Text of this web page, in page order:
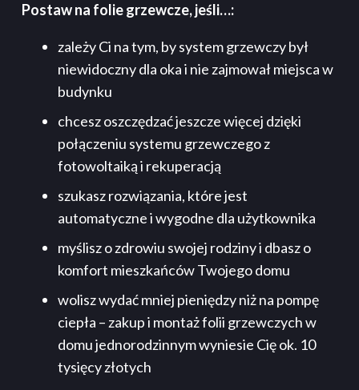
Postaw na folie grzewcze, jeśli…:
zależy Ci na tym, by system grzewczy był
niewidoczny dla oka i nie zajmował miejsca w
budynku
chcesz oszczędzać jeszcze więcej dzięki
połączeniu systemu grzewczego z
fotowoltaiką i rekuperacją
szukasz rozwiązania, które jest
automatyczne i wygodne dla użytkownika
myślisz o zdrowiu swojej rodziny i dbasz o
komfort mieszkańców Twojego domu
wolisz wydać mniej pieniędzy niż na pompę
ciepła – zakup i montaż folii grzewczych w
domu jednorodzinnym wyniesie Cię ok. 10
tysięcy złotych